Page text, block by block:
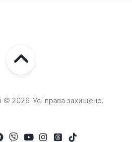
© 2026. Усі права захищено.